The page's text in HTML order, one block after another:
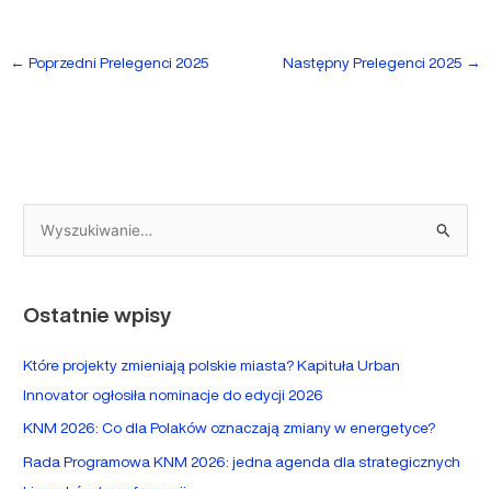
← Poprzedni Prelegenci 2025 Następny Prelegenci 2025 →
z
k
l
a
Ostatnie wpisy
Które projekty zmieniają polskie miasta? Kapituła Urban
Innovator ogłosiła nominacje do edycji 2026
KNM 2026: Co dla Polaków oznaczają zmiany w energetyce?
Rada Programowa KNM 2026: jedna agenda dla strategicznych